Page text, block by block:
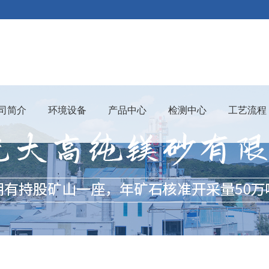
简介 环境设备 产品中心 检测中心 工艺流程